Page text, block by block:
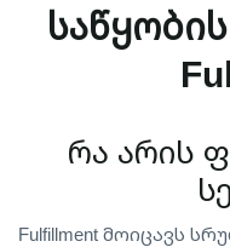
რა არის
Fulfillment მოიცავს